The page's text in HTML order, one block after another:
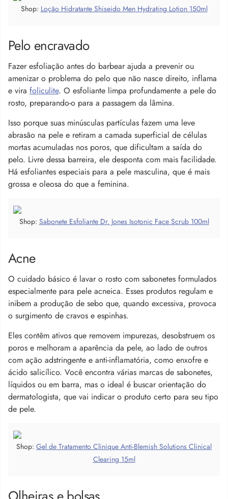
Shop: Loção Hidratante Shiseido Men Hydrating Lotion 150ml
Pelo encravado
Fazer esfoliação antes do barbear ajuda a prevenir ou
amenizar o problema do pelo que não nasce direito, inflama
e vira foliculite. O esfoliante limpa profundamente a pele do
rosto, preparando-o para a passagem da lâmina.
Isso porque suas minúsculas partículas fazem uma leve
abrasão na pele e retiram a camada superficial de células
mortas acumuladas nos poros, que dificultam a saída do
pelo. Livre dessa barreira, ele desponta com mais facilidade.
Há esfoliantes especiais para a pele masculina, que é mais
grossa e oleosa do que a feminina.
Shop: Sabonete Esfoliante Dr. Jones Isotonic Face Scrub 100ml
Acne
O cuidado básico é lavar o rosto com sabonetes formulados
especialmente para pele acneica. Esses produtos regulam e
inibem a produção de sebo que, quando excessiva, provoca
o surgimento de cravos e espinhas.
Eles contêm ativos que removem impurezas, desobstruem os
poros e melhoram a aparência da pele, ao lado de outros
com ação adstringente e anti-inflamatória, como enxofre e
ácido salicílico. Você encontra várias marcas de sabonetes,
líquidos ou em barra, mas o ideal é buscar orientação do
dermatologista, que vai indicar o produto certo para seu tipo
de pele.
Shop: Gel de Tratamento Clinique Anti-Blemish Solutions Clinical
Clearing 15ml